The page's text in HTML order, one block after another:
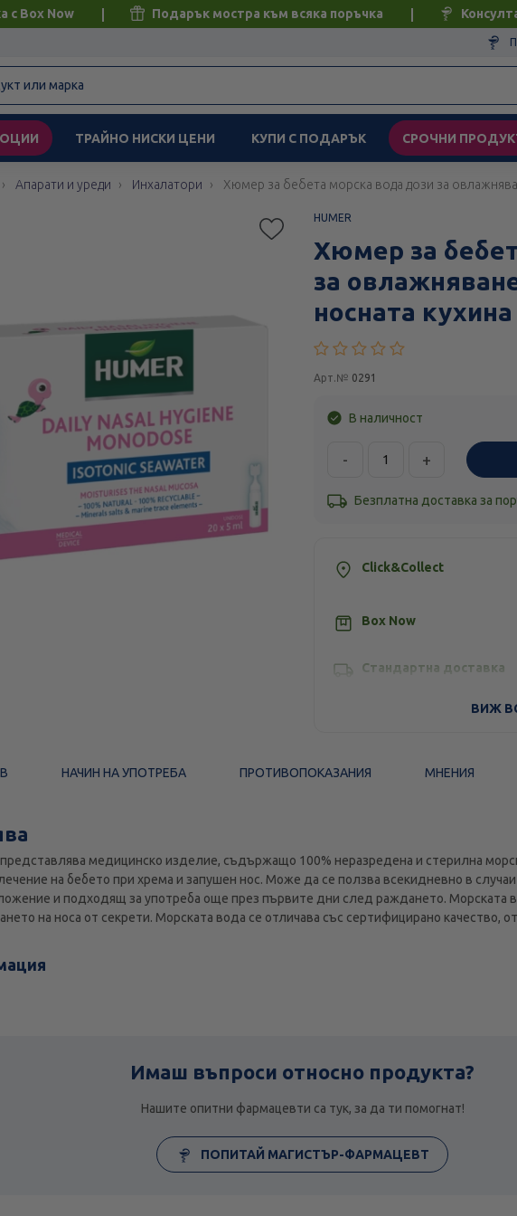
с Box Now Подарък мостра към всяка поръчка
ТРАЙНО НИСКИ ЦЕНИ КУПИ С ПОДАРЪК СРОЧНИ
Апарати и уреди Инхалатори Хюмер за бебета морска вода дози за
HUMER
Хюмер за
за
носната
Арт.№ 0291
В наличност
- +
Безплатна доставка за
Click&Collect
Box Now
Стандартна доставка
ВИЖ
НАЧИН НА УПОТРЕБА ПРОТИВОПОКАЗАНИЯ МНЕНИЯ
медицинско изделие, съдържащо 100% неразредена и стерилна
на бебето при хрема и запушен нос. Може да се ползва всекидневно в
и подходящ за употреба още през първите дни след раждането. Морската
на носа от секрети. Морската вода се отличава със сертифицирано качество,
Имаш въпроси относно продукта?
Нашите опитни фармацевти са тук, за да ти помогнат!
ПОПИТАЙ МАГИСТЪР-ФАРМАЦЕВТ